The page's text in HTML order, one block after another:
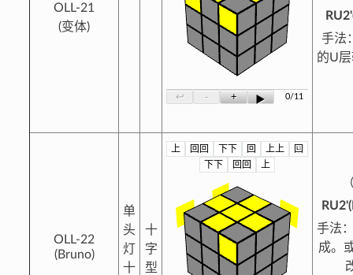
OLL-21
(变体)
↩ - + ▶ 0/11
手法
的U
OLL-22
(Bruno)
单
头
灯
十
十
字
型
上 回回 下下 回 上上
回
下下
回回 上
?
手法
成。